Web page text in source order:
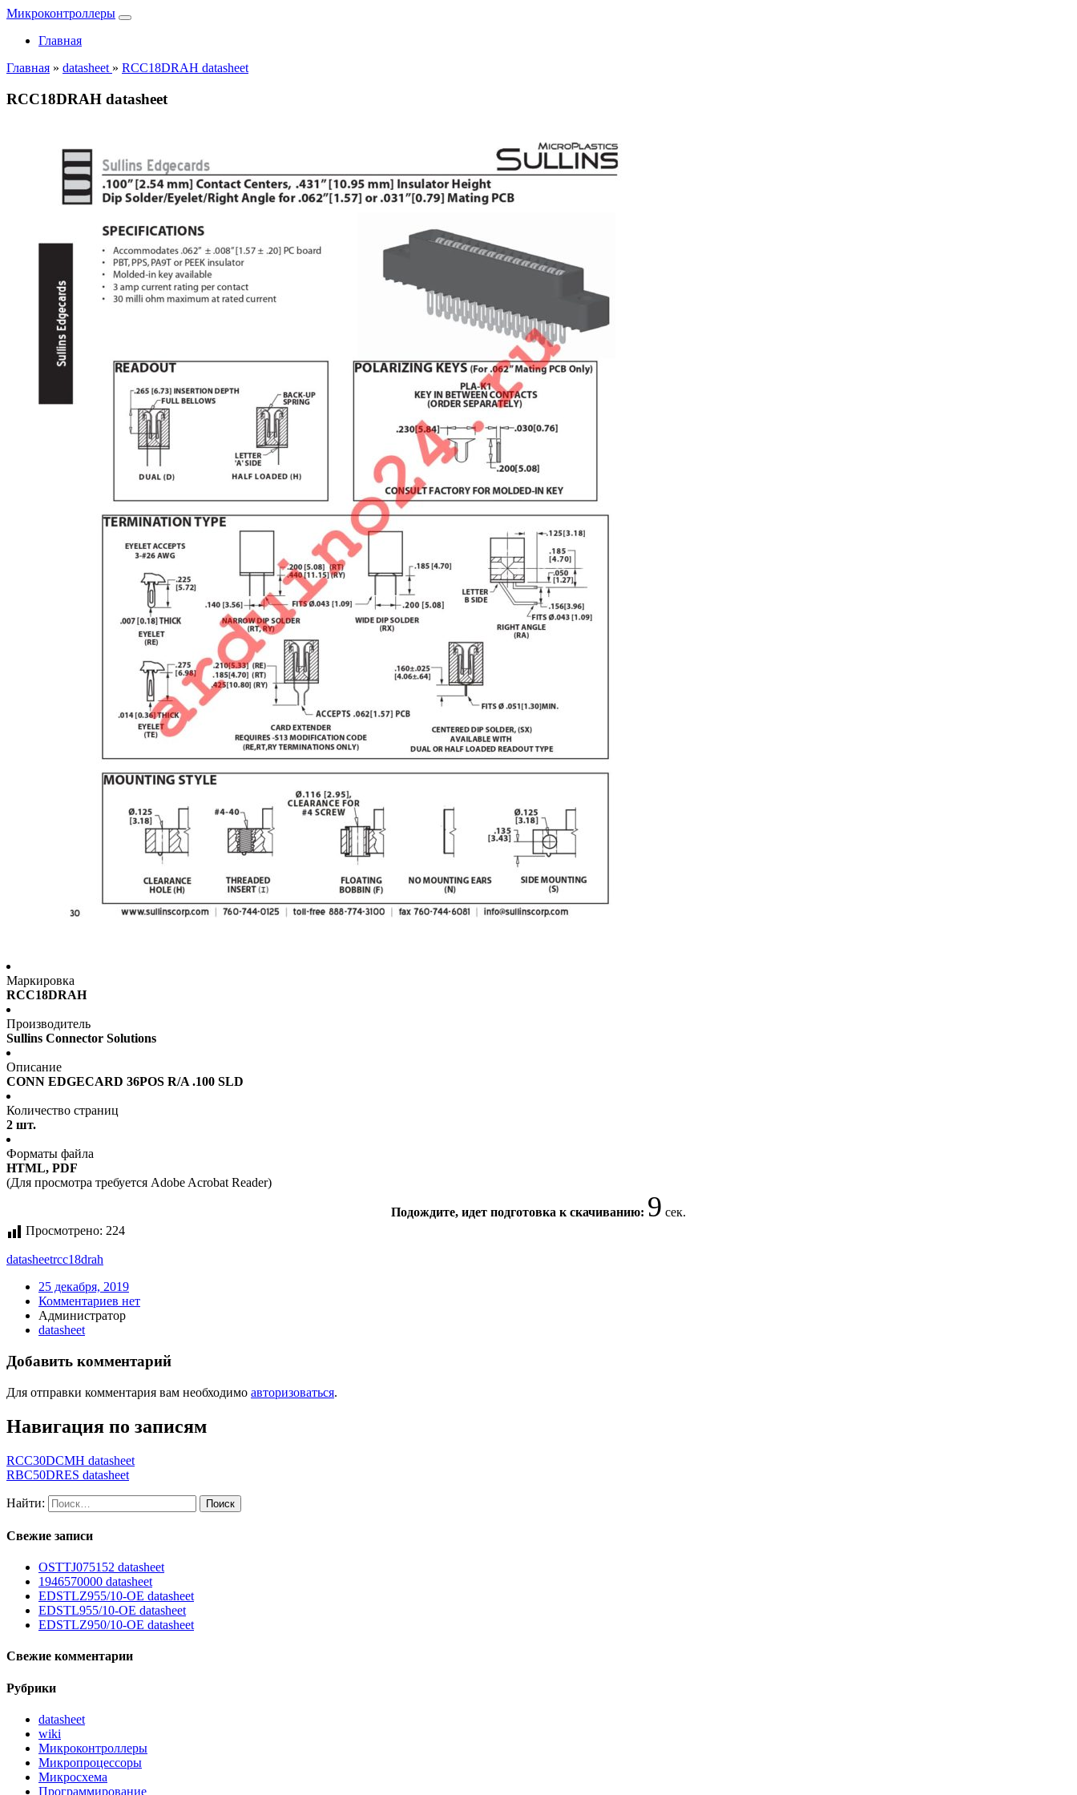
Микроконтроллеры
Главная
Главная » datasheet » RCC18DRAH datasheet
RCC18DRAH datasheet
Маркировка
RCC18DRAH
Производитель
Sullins Connector Solutions
Описание
CONN EDGECARD 36POS R/A .100 SLD
Количество страниц
2 шт.
Форматы файла
HTML, PDF
(Для просмотра требуется Adobe Acrobat Reader)
Подождите, идет подготовка к скачиванию: 9 сек.
Просмотрено: 224
datasheetrcc18drah
25 декабря, 2019
Комментариев нет
Администратор
datasheet
Добавить комментарий
Для отправки комментария вам необходимо авторизоваться.
Навигация по записям
RCC30DCMH datasheet
RBC50DRES datasheet
Найти:
Свежие записи
OSTTJ075152 datasheet
1946570000 datasheet
EDSTLZ955/10-OE datasheet
EDSTL955/10-OE datasheet
EDSTLZ950/10-OE datasheet
Свежие комментарии
Рубрики
datasheet
wiki
Микроконтроллеры
Микропроцессоры
Микросхема
Программирование